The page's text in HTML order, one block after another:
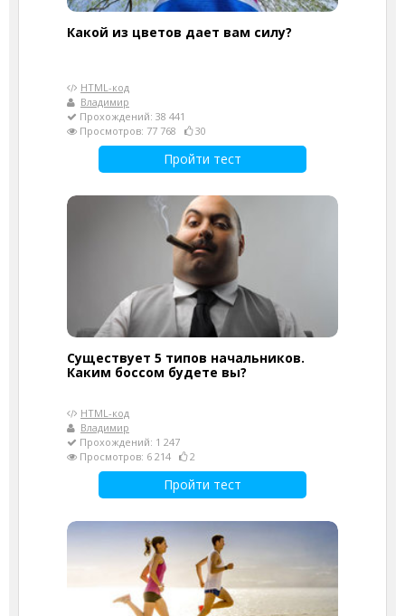
Какой из цветов дает вам силу?
HTML-код
Владимир
Прохождений: 38 441
Просмотров: 77 768
30
Пройти тест
Существует 5 типов начальников.
Каким боссом будете вы?
HTML-код
Владимир
Прохождений: 1 247
Просмотров: 6 214
2
Пройти тест